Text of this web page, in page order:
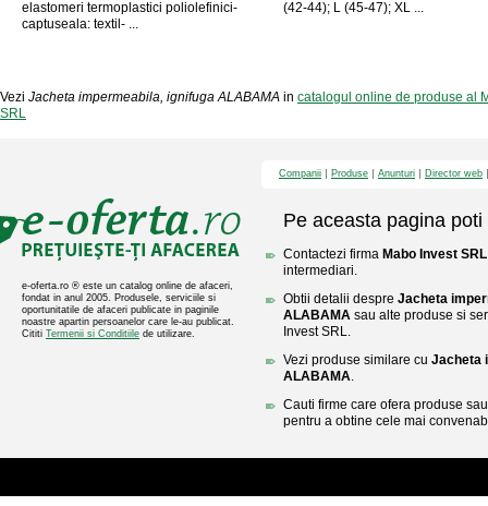
elastomeri termoplastici poliolefinici-
captuseala: textil- ...
(42-44); L (45-47); XL ...
Vezi Jacheta impermeabila, ignifuga ALABAMA in catalogul online de produse al
SRL
e-oferta.ro ® este un catalog online de afaceri,
fondat in anul 2005. Produsele, serviciile si
oportunitatile de afaceri publicate in paginile
noastre apartin persoanelor care le-au publicat.
Cititi Termenii si Conditiile de utilizare.
Companii Produse Anunturi Director web
Pe aceasta pagina poti
Contactezi firma Mabo Invest SRL
intermediari.
Obtii detalii despre Jacheta
ALABAMA sau alte produse si
Invest SRL.
Vezi produse similare cu Jacheta
ALABAMA.
Cauti firme care ofera produse
pentru a obtine cele mai